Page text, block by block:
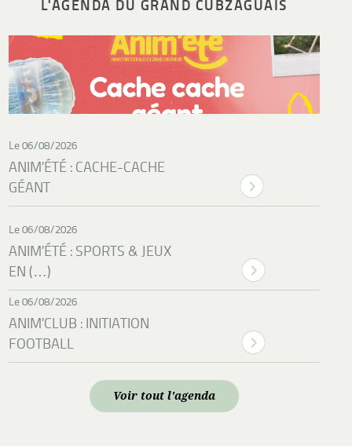
L'AGENDA DU GRAND CUBZAGUAIS
Le 06/08/2026
ANIM’ÉTÉ : CACHE-CACHE
GÉANT
Le 06/08/2026
ANIM’ÉTÉ : SPORTS & JEUX
EN (…)
Le 06/08/2026
ANIM’CLUB : INITIATION
FOOTBALL
Voir tout l'agenda